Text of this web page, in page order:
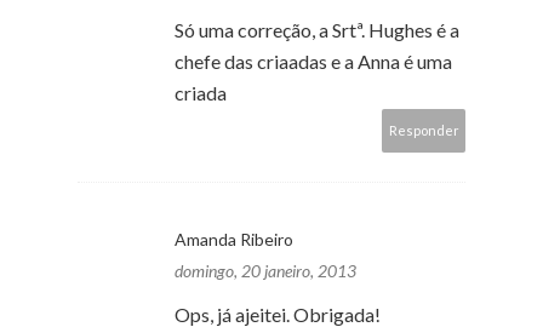
Só uma correção, a Srtª. Hughes é a
chefe das criaadas e a Anna é uma
criada
Responder
Amanda Ribeiro
domingo, 20 janeiro, 2013
Ops, já ajeitei. Obrigada!